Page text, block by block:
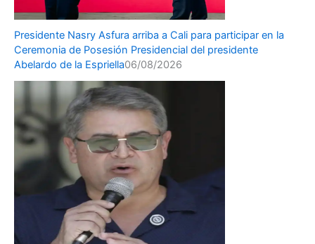
Presidente Nasry Asfura arriba a Cali para participar en la
Ceremonia de Posesión Presidencial del presidente
Abelardo de la Espriella06/08/2026